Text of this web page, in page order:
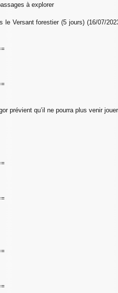
à explorer
Versant forestier (5 jours) (16/07/
prévient qu’il ne pourra plus venir